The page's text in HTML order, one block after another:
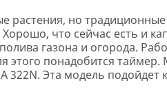
растения, но
Хорошо, что сейчас есть и
газона и огорода.
этого понадобится
322N. Эта модель подойдет